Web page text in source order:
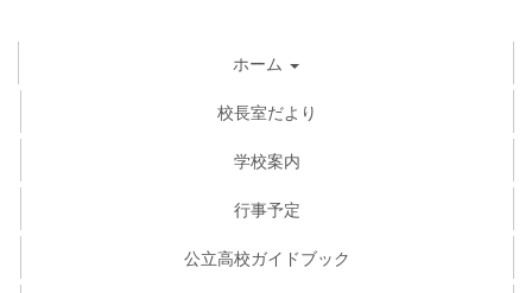
ホーム
校長室だより
学校案内
行事予定
公立高校ガイドブック